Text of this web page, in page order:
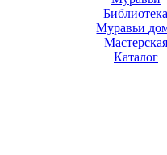
Муравьи
Мастерская
Каталог